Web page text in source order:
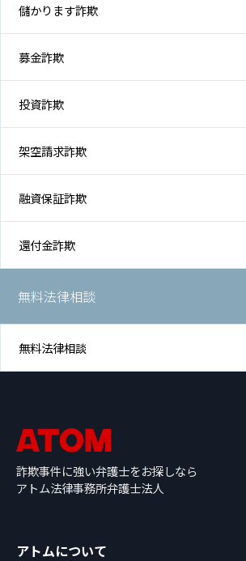
儲かります詐欺
募金詐欺
投資詐欺
架空請求詐欺
融資保証詐欺
還付金詐欺
無料法律相談
無料法律相談
詐欺事件に強い弁護士をお探しなら
アトム法律事務所弁護士法人
アトムについて